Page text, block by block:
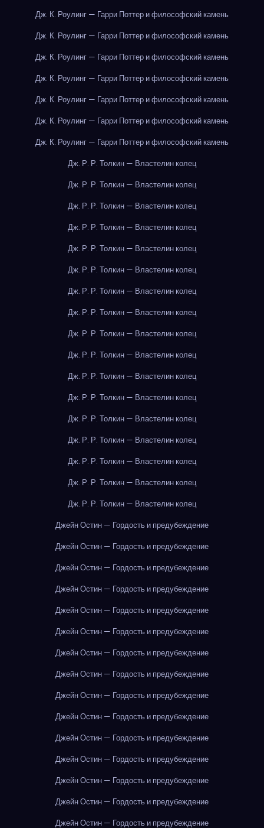
Дж. К. Роулинг — Гарри Поттер и философский камень
Дж. К. Роулинг — Гарри Поттер и философский камень
Дж. К. Роулинг — Гарри Поттер и философский камень
Дж. К. Роулинг — Гарри Поттер и философский камень
Дж. К. Роулинг — Гарри Поттер и философский камень
Дж. К. Роулинг — Гарри Поттер и философский камень
Дж. К. Роулинг — Гарри Поттер и философский камень
Дж. Р. Р. Толкин — Властелин колец
Дж. Р. Р. Толкин — Властелин колец
Дж. Р. Р. Толкин — Властелин колец
Дж. Р. Р. Толкин — Властелин колец
Дж. Р. Р. Толкин — Властелин колец
Дж. Р. Р. Толкин — Властелин колец
Дж. Р. Р. Толкин — Властелин колец
Дж. Р. Р. Толкин — Властелин колец
Дж. Р. Р. Толкин — Властелин колец
Дж. Р. Р. Толкин — Властелин колец
Дж. Р. Р. Толкин — Властелин колец
Дж. Р. Р. Толкин — Властелин колец
Дж. Р. Р. Толкин — Властелин колец
Дж. Р. Р. Толкин — Властелин колец
Дж. Р. Р. Толкин — Властелин колец
Дж. Р. Р. Толкин — Властелин колец
Дж. Р. Р. Толкин — Властелин колец
Джейн Остин — Гордость и предубеждение
Джейн Остин — Гордость и предубеждение
Джейн Остин — Гордость и предубеждение
Джейн Остин — Гордость и предубеждение
Джейн Остин — Гордость и предубеждение
Джейн Остин — Гордость и предубеждение
Джейн Остин — Гордость и предубеждение
Джейн Остин — Гордость и предубеждение
Джейн Остин — Гордость и предубеждение
Джейн Остин — Гордость и предубеждение
Джейн Остин — Гордость и предубеждение
Джейн Остин — Гордость и предубеждение
Джейн Остин — Гордость и предубеждение
Джейн Остин — Гордость и предубеждение
Джейн Остин — Гордость и предубеждение